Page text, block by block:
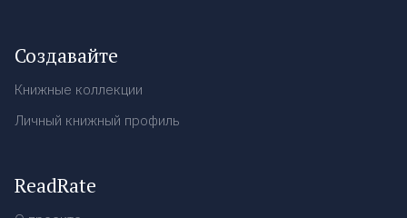
Создавайте
Книжные коллекции
Личный книжный профиль
ReadRate